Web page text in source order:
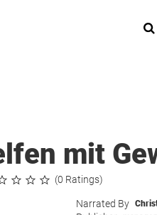
mit
(0 Ratings)
Narrated By